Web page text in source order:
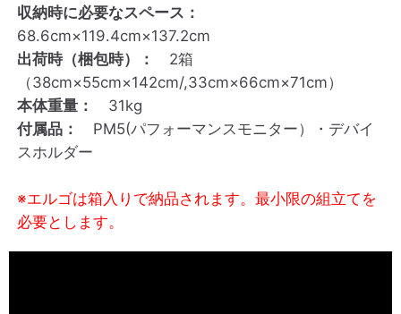
収納時に必要なスペース：
68.6cm×119.4cm×137.2cm
出荷時（梱包時）：
2箱
（38cm×55cm×142cm/,33cm×66cm×71cm）
本体重量：
31kg
付属品：
PM5(パフォーマンスモニター）・デバイ
スホルダー
※エルゴは箱入りで納品されます。最小限の組立てを
必要とします。